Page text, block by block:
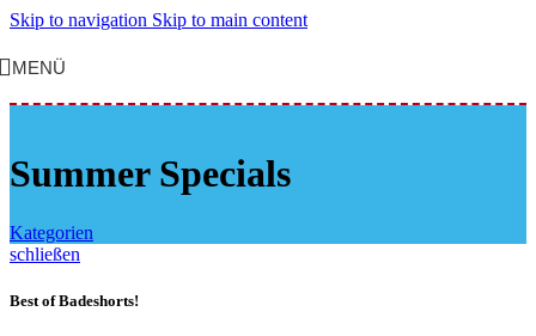
Skip to navigation Skip to main content
MENÜ
Summer Specials
Kategorien
schließen
Best of Badeshorts!